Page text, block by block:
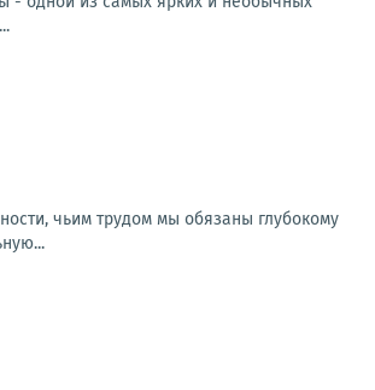
чьим трудом мы обязаны глубокому